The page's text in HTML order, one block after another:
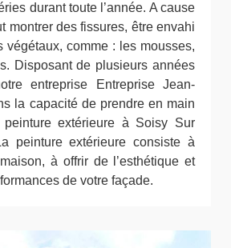
durant toute l’année. A cause
montrer des fissures, être envahi
végétaux, comme : les mousses,
Disposant de plusieurs années
entreprise Entreprise Jean-
la capacité de prendre en main
extérieure à Soisy Sur
peinture extérieure consiste à
à offrir de l’esthétique et
de votre façade.